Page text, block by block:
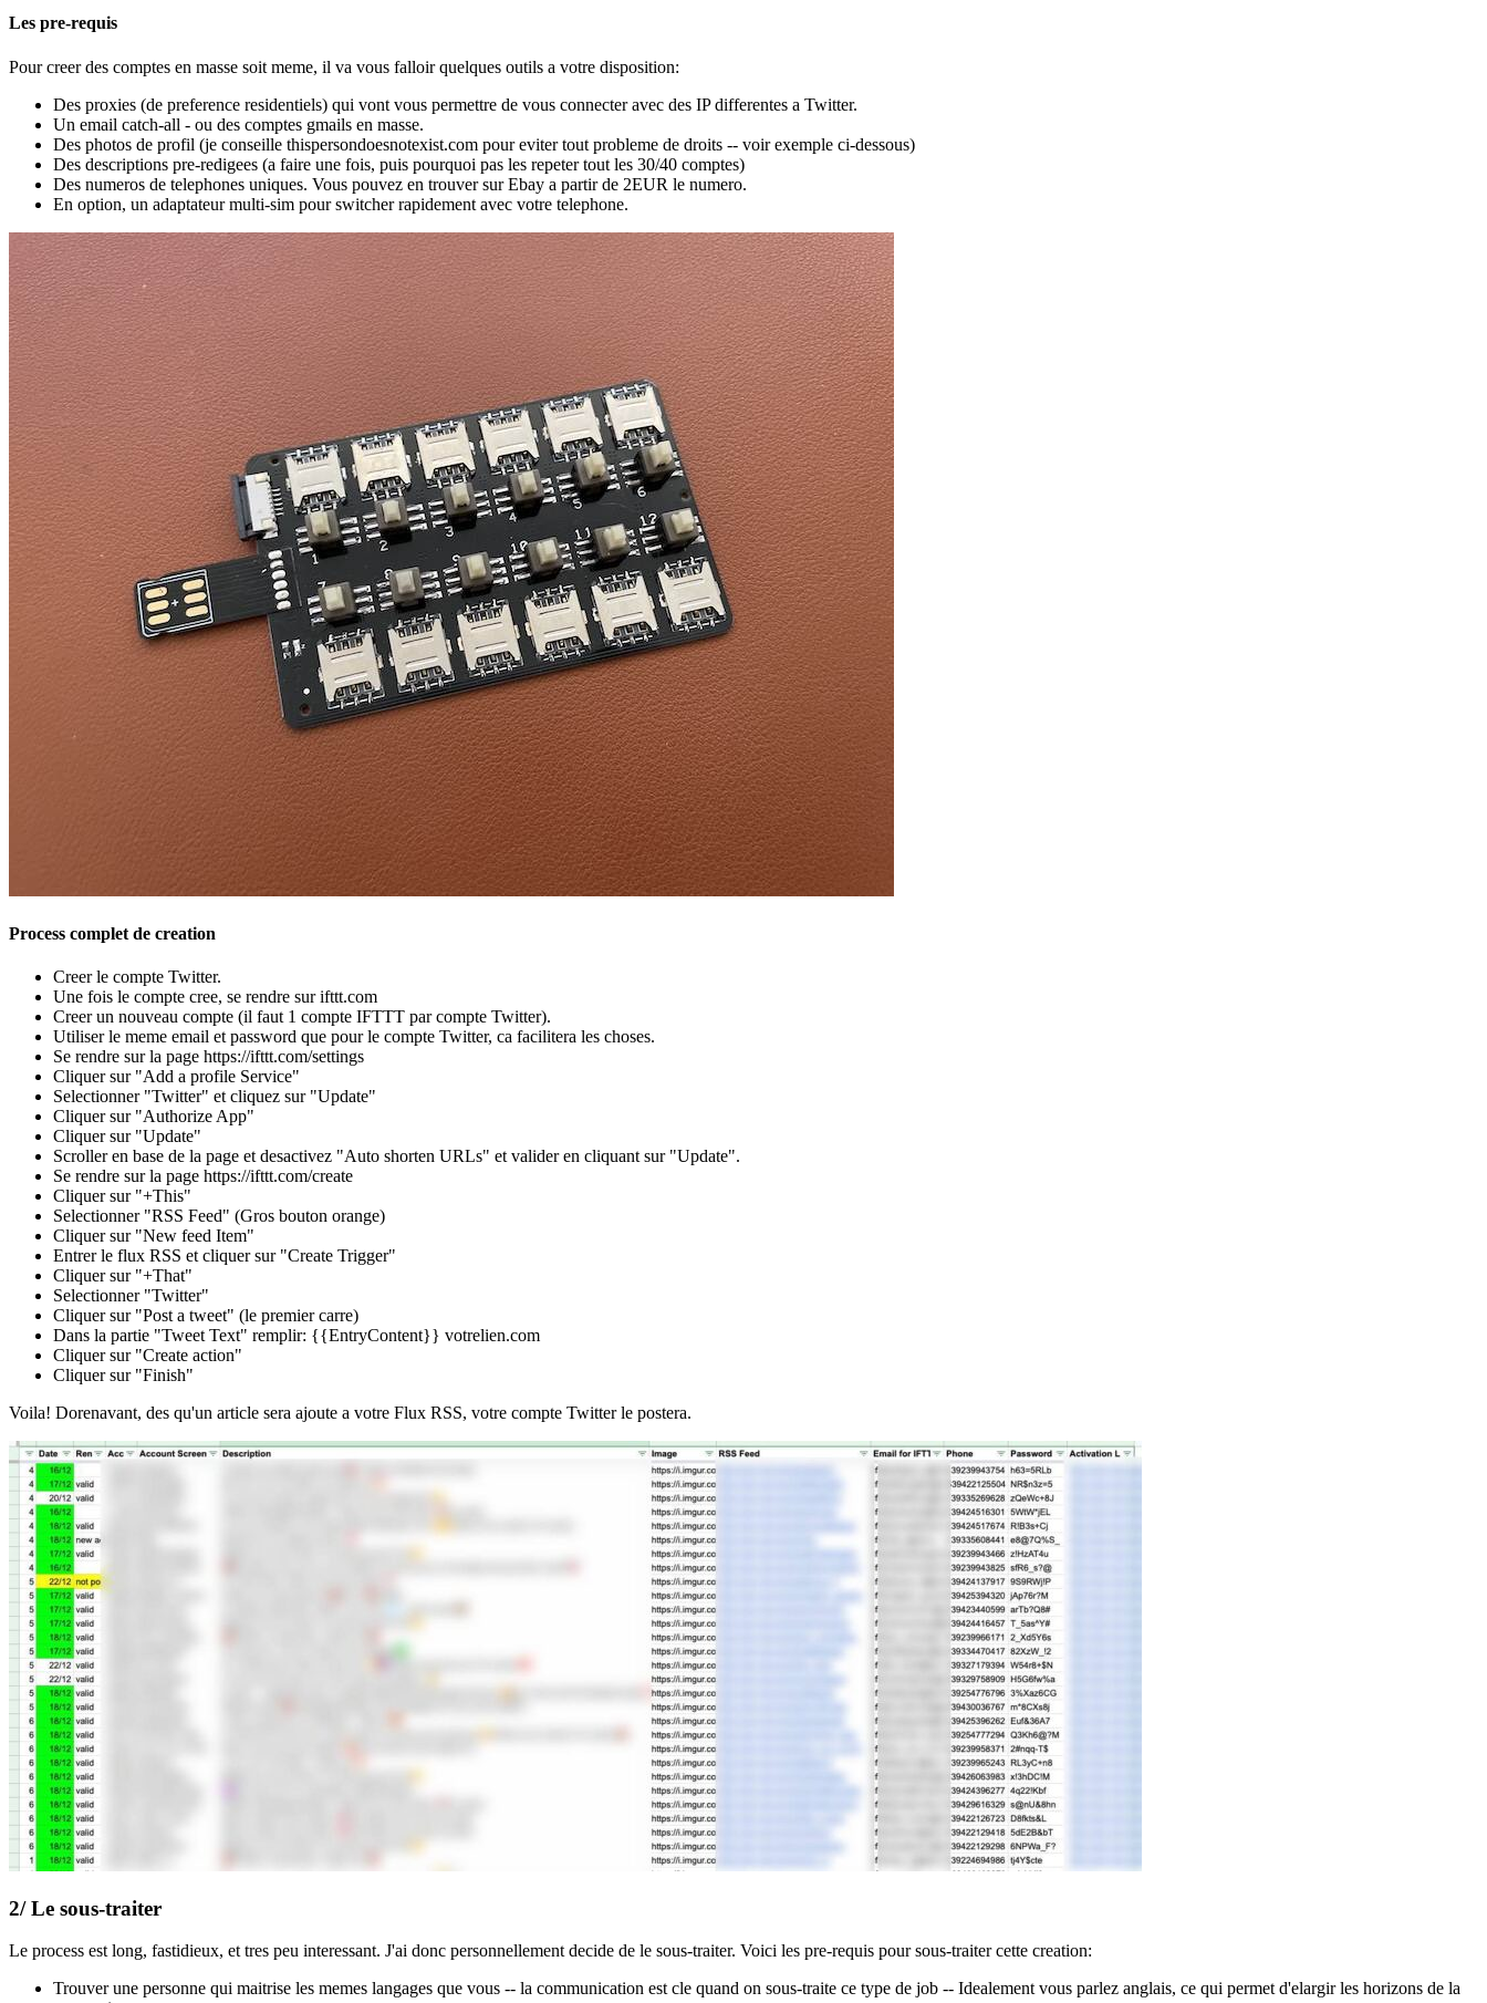
Les pre-requis
Pour creer des comptes en masse soit meme, il va vous falloir quelques outils a votre disposition:
Des proxies (de preference residentiels) qui vont vous permettre de vous connecter avec des IP differentes a Twitter.
Un email catch-all - ou des comptes gmails en masse.
Des photos de profil (je conseille thispersondoesnotexist.com pour eviter tout probleme de droits -- voir exemple ci-dessous)
Des descriptions pre-redigees (a faire une fois, puis pourquoi pas les repeter tout les 30/40 comptes)
Des numeros de telephones uniques. Vous pouvez en trouver sur Ebay a partir de 2EUR le numero.
En option, un adaptateur multi-sim pour switcher rapidement avec votre telephone.
Process complet de creation
Creer le compte Twitter.
Une fois le compte cree, se rendre sur ifttt.com
Creer un nouveau compte (il faut 1 compte IFTTT par compte Twitter).
Utiliser le meme email et password que pour le compte Twitter, ca facilitera les choses.
Se rendre sur la page https://ifttt.com/settings
Cliquer sur "Add a profile Service"
Selectionner "Twitter" et cliquez sur "Update"
Cliquer sur "Authorize App"
Cliquer sur "Update"
Scroller en base de la page et desactivez "Auto shorten URLs" et valider en cliquant sur "Update".
Se rendre sur la page https://ifttt.com/create
Cliquer sur "+This"
Selectionner "RSS Feed" (Gros bouton orange)
Cliquer sur "New feed Item"
Entrer le flux RSS et cliquer sur "Create Trigger"
Cliquer sur "+That"
Selectionner "Twitter"
Cliquer sur "Post a tweet" (le premier carre)
Dans la partie "Tweet Text" remplir: {{EntryContent}} votrelien.com
Cliquer sur "Create action"
Cliquer sur "Finish"
Voila! Dorenavant, des qu'un article sera ajoute a votre Flux RSS, votre compte Twitter le postera.
2/ Le sous-traiter
Le process est long, fastidieux, et tres peu interessant. J'ai donc personnellement decide de le sous-traiter. Voici les pre-requis pour sous-traiter cette creation:
Trouver une personne qui maitrise les memes langages que vous -- la communication est cle quand on sous-traite ce type de job -- Idealement vous parlez anglais, ce qui permet d'elargir les horizons de la